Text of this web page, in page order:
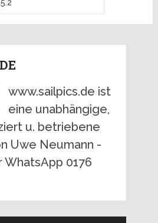
www.sailpics.de ist
eine unabhängige,
u. betriebene
Uwe Neumann -
WhatsApp 0176